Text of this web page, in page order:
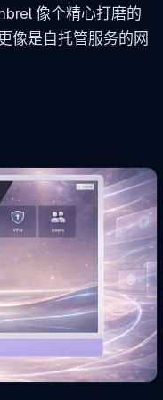
像个精心打磨的
像是自托管服务的网